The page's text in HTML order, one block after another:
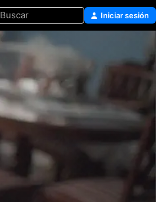
Buscar Iniciar sesión